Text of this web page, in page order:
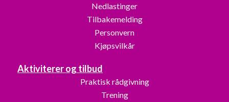
Nedlastinger
Tilbakemelding
Personvern
Kjøpsvilkår
Aktiviterer og tilbud
Praktisk rådgivning
Trening